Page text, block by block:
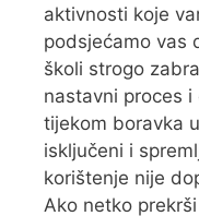
aktivnosti koje
podsjećamo vas
školi strogo
nastavni proces
tijekom boravka
isključeni i
korištenje nije
Ako netko